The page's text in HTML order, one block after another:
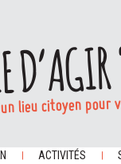
lieu citoyen
ACTIVITÉS